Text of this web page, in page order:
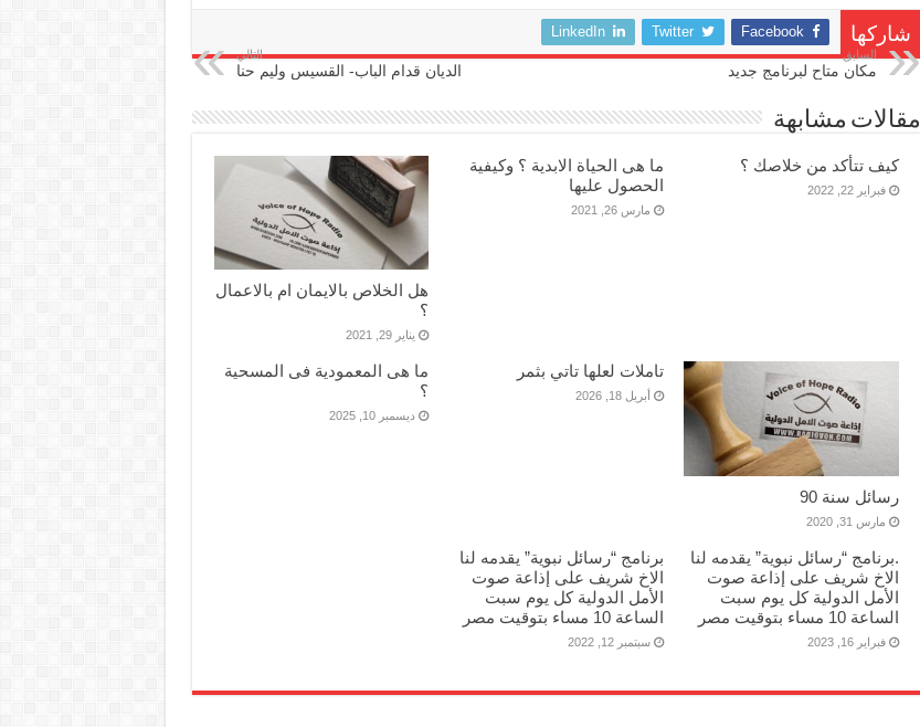
شاركها Facebook
Twitter
LinkedIn
السابق
مكان متاح لبرنامج جديد
التالي
الديان قدام الباب- القسيس وليم حنا
مقالات مشابهة
كيف تتأكد من خلاصك ؟
فبراير 22, 2022
ما هى الحياة الابدية ؟ وكيفية
الحصول عليها
مارس 26, 2021
هل الخلاص بالايمان ام بالاعمال
؟
يناير 29, 2021
رسائل سنة 90
مارس 31, 2020
تاملات لعلها تاتي بثمر
أبريل 18, 2026
ما هى المعمودية فى المسحية
؟
ديسمبر 10, 2025
.برنامج “رسائل نبوية” يقدمه لنا
الاخ شريف على إذاعة صوت
الأمل الدولية كل يوم سبت
الساعة 10 مساء بتوقيت مصر
فبراير 16, 2023
برنامج “رسائل نبوية” يقدمه لنا
الاخ شريف على إذاعة صوت
الأمل الدولية كل يوم سبت
الساعة 10 مساء بتوقيت مصر
سبتمبر 12, 2022